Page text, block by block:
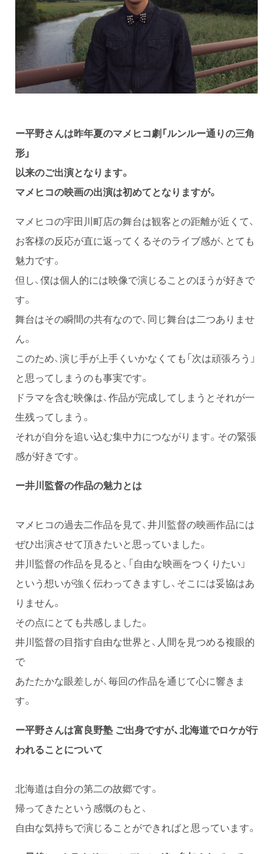
ー平野さんは昨年夏のマメヒコ劇「ルンルー通りの三角
形」
以来のご出演となります。
マメヒコの映画の出演は初めてとなりますが。
マメヒコの宇田川町店の舞台は観客との距離が近くて、
お客様の反応が直に返ってくるそのライブ感が、とても
魅力です。
但し、僕は個人的には映像で演じることのほうが好きで
す。
舞台はその瞬間の共有なので、同じ舞台は二つありませ
ん。
このため、演じ手が上手くいかなくても「次は頑張ろう」
と思ってしまうのも事実です。
ドラマを含む映像は、作品が完成してしまうとそれが一
生残ってしまう。
それが自分を追い込む集中力につながります。その緊張
感が好きです。
ー井川監督の作品の魅力とは
マメヒコの過去二作品を見て、井川監督の映画作品には
ぜひ出演させて頂きたいと思っていました。
井川監督の作品を見ると、「自由な映画をつくりたい」
という想いが強く伝わってきますし、そこには妥協はあ
りません。
その点にとても共感しました。
井川監督の目指す自由な世界と、人間を見つめる複眼的
で
あたたかな眼差しが、毎回の作品を通じて心に響きま
す。
ー平野さんは富良野塾 ご出身ですが、北海道でロケが行
われることについて
北海道は自分の第二の故郷です。
帰ってきたという感慨のもと、
自由な気持ちで演じることができればと思っています。